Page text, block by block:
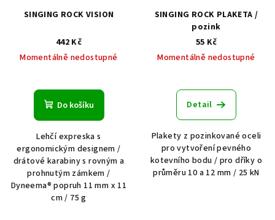
SINGING ROCK VISION
442 Kč
Momentálně nedostupné
Do košíku
Lehčí expreska s
ergonomickým designem /
drátové karabiny s rovným a
prohnutým zámkem /
Dyneema® popruh 11 mm x 11
cm / 75 g
SINGING ROCK PLAKETA /
pozink
55 Kč
Momentálně nedostupné
Detail
Plakety z pozinkované oceli
pro vytvoření pevného
kotevního bodu / pro dříky o
průměru 10 a 12 mm / 25 kN